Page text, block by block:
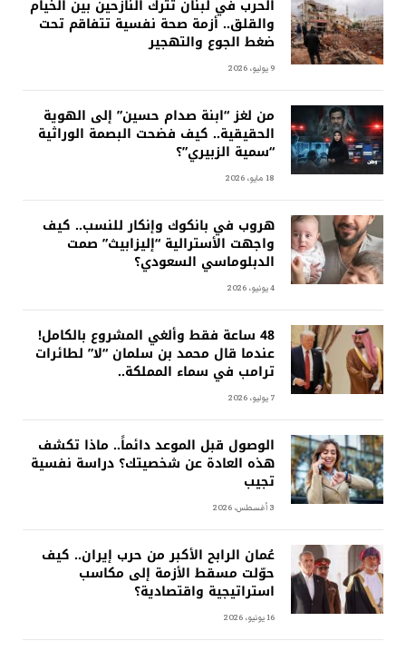
الحرب في لبنان تترك النازحين بين الخيام
والقلق.. أزمة صحة نفسية تتفاقم تحت
ضغط الجوع والتهجير
9 يوليو، 2026
من لغز “ابنة صدام حسين” إلى الهوية
الحقيقية.. كيف فضحت البصمة الوراثية
“سمية الزبيري”؟
18 مايو، 2026
هروب في بانكوك وإنكار للنسب.. كيف
واجهت الأسترالية “إليزابيث” صمت
الدبلوماسي السعودي؟
4 يونيو، 2026
48 ساعة فقط وألغي المشروع بالكامل!
عندما قال محمد بن سلمان “لا” لطائرات
ترامب في سماء المملكة..
7 يوليو، 2026
الوصول قبل الموعد دائماً.. ماذا تكشف
هذه العادة عن شخصيتك؟ دراسة نفسية
تجيب
3 أغسطس، 2026
عُمان الرابح الأكبر من حرب إيران.. كيف
حوّلت مسقط الأزمة إلى مكاسب
استراتيجية واقتصادية؟
16 يونيو، 2026